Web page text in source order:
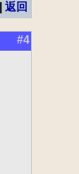
返回
#4